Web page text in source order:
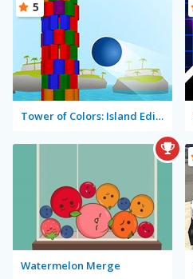
Tower of Colors: Island Edition
5
Watermelon Merge